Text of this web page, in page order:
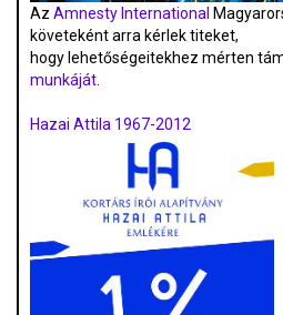
Az Amnesty International
követeként arra kérlek titeket,
hogy lehetőségeitekhez mérten
munkáját.
Hazai Attila 1967-2012